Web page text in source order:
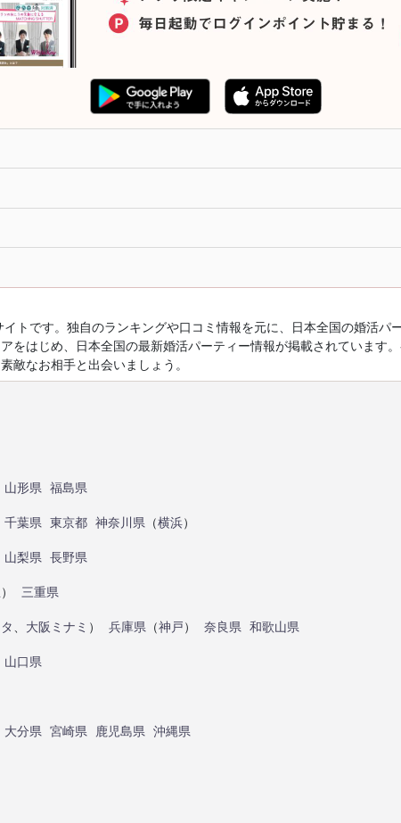
トです。独自のランキングや口コミ情報を元に、日本全国の婚活
をはじめ、日本全国の最新婚活パーティー情報が掲載されています
敵なお相手と出会いましょう。
山形県 福島県
千葉県 東京都 神奈川県 （横浜）
山梨県 長野県
） 三重県
大阪ミナミ ） 兵庫県 （神戸） 奈良県 和歌山県
山口県
大分県 宮崎県 鹿児島県 沖縄県